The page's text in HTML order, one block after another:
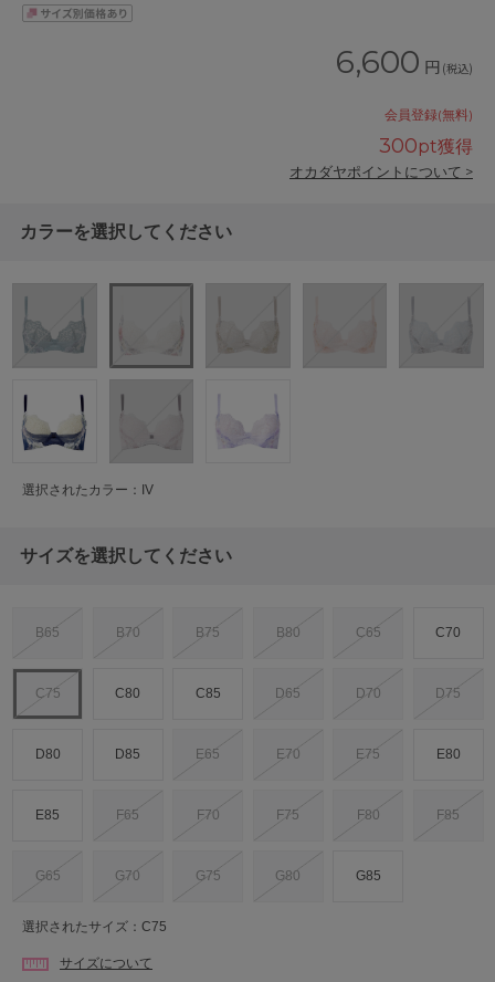
6,600 円 (税込)
会員登録(無料)
300pt獲得
オカダヤポイントについて >
カラーを選択してください
選択されたカラー：IV
サイズを選択してください
B65 B70 B75 B80 C65 C70
C75 C80 C85 D65 D70 D75
D80 D85 E65 E70 E75 E80
E85 F65 F70 F75 F80 F85
G65 G70 G75 G80 G85
選択されたサイズ：C75
サイズについて